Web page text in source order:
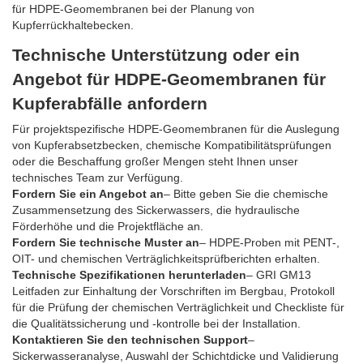
für HDPE-Geomembranen bei der Planung von
Kupferrückhaltebecken.
Technische Unterstützung oder ein
Angebot für HDPE-Geomembranen für
Kupferabfälle anfordern
Für projektspezifische HDPE-Geomembranen für die Auslegung
von Kupferabsetzbecken, chemische Kompatibilitätsprüfungen
oder die Beschaffung großer Mengen steht Ihnen unser
technisches Team zur Verfügung.
Fordern Sie ein Angebot an– Bitte geben Sie die chemische
Zusammensetzung des Sickerwassers, die hydraulische
Förderhöhe und die Projektfläche an.
Fordern Sie technische Muster an– HDPE-Proben mit PENT-,
OIT- und chemischen Verträglichkeitsprüfberichten erhalten.
Technische Spezifikationen herunterladen– GRI GM13
Leitfaden zur Einhaltung der Vorschriften im Bergbau, Protokoll
für die Prüfung der chemischen Verträglichkeit und Checkliste für
die Qualitätssicherung und -kontrolle bei der Installation.
Kontaktieren Sie den technischen Support–
Sickerwasseranalyse, Auswahl der Schichtdicke und Validierung